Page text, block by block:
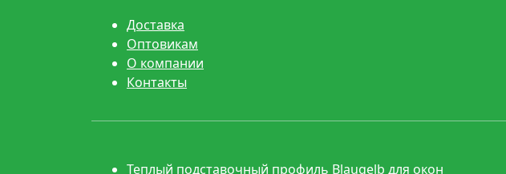
Доставка
Оптовикам
О компании
Контакты
Теплый подставочный профиль Blaugelb для окон